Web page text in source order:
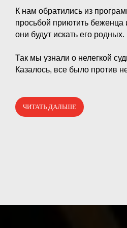
К нам обратились из
просьбой приютить беженца
они будут искать его родных.
Так мы узнали о нелегкой
Казалось, все было против
ЧИТАТЬ ДАЛЬШЕ